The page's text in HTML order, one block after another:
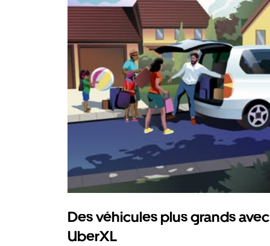
Des véhicules plus grands avec
UberXL